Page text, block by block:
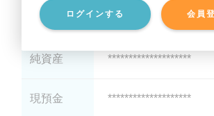
ログインする 会員
有利子負債 ********************
純資産 ********************
現預金 ********************